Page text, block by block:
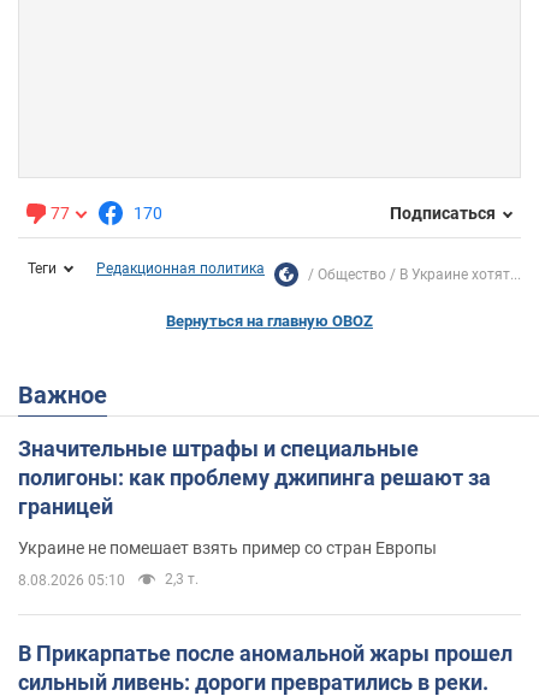
77 170 Подписаться
Теги Редакционная политика Общество В Украине хотят...
Вернуться на главную OBOZ
Важное
Значительные штрафы и специальные
полигоны: как проблему джипинга решают за
границей
Украине не помешает взять пример со стран Европы
8.08.2026 05:10 2,3 т.
В Прикарпатье после аномальной жары прошел
сильный ливень: дороги превратились в реки.